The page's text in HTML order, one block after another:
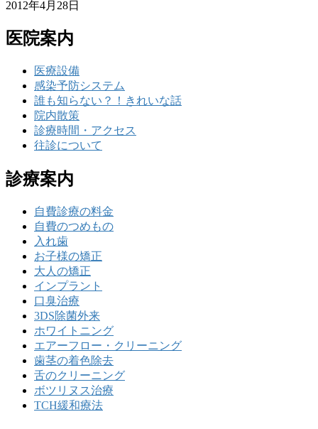
2012年4月28日
医院案内
医療設備
感染予防システム
誰も知らない？！きれいな話
院内散策
診療時間・アクセス
往診について
診療案内
自費診療の料金
自費のつめもの
入れ歯
お子様の矯正
大人の矯正
インプラント
口臭治療
3DS除菌外来
ホワイトニング
エアーフロー・クリーニング
歯茎の着色除去
舌のクリーニング
ボツリヌス治療
TCH緩和療法